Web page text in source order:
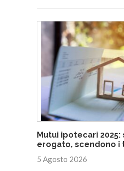
Mutui ipotecari
erogato, scendono i
5 Agosto 2026